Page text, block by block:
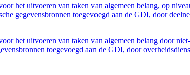
het uitvoeren van taken van algemeen belang, op
gegevensbronnen toegevoegd aan de GDI, door
het uitvoeren van taken van algemeen belang door
toegevoegd aan de GDI, door